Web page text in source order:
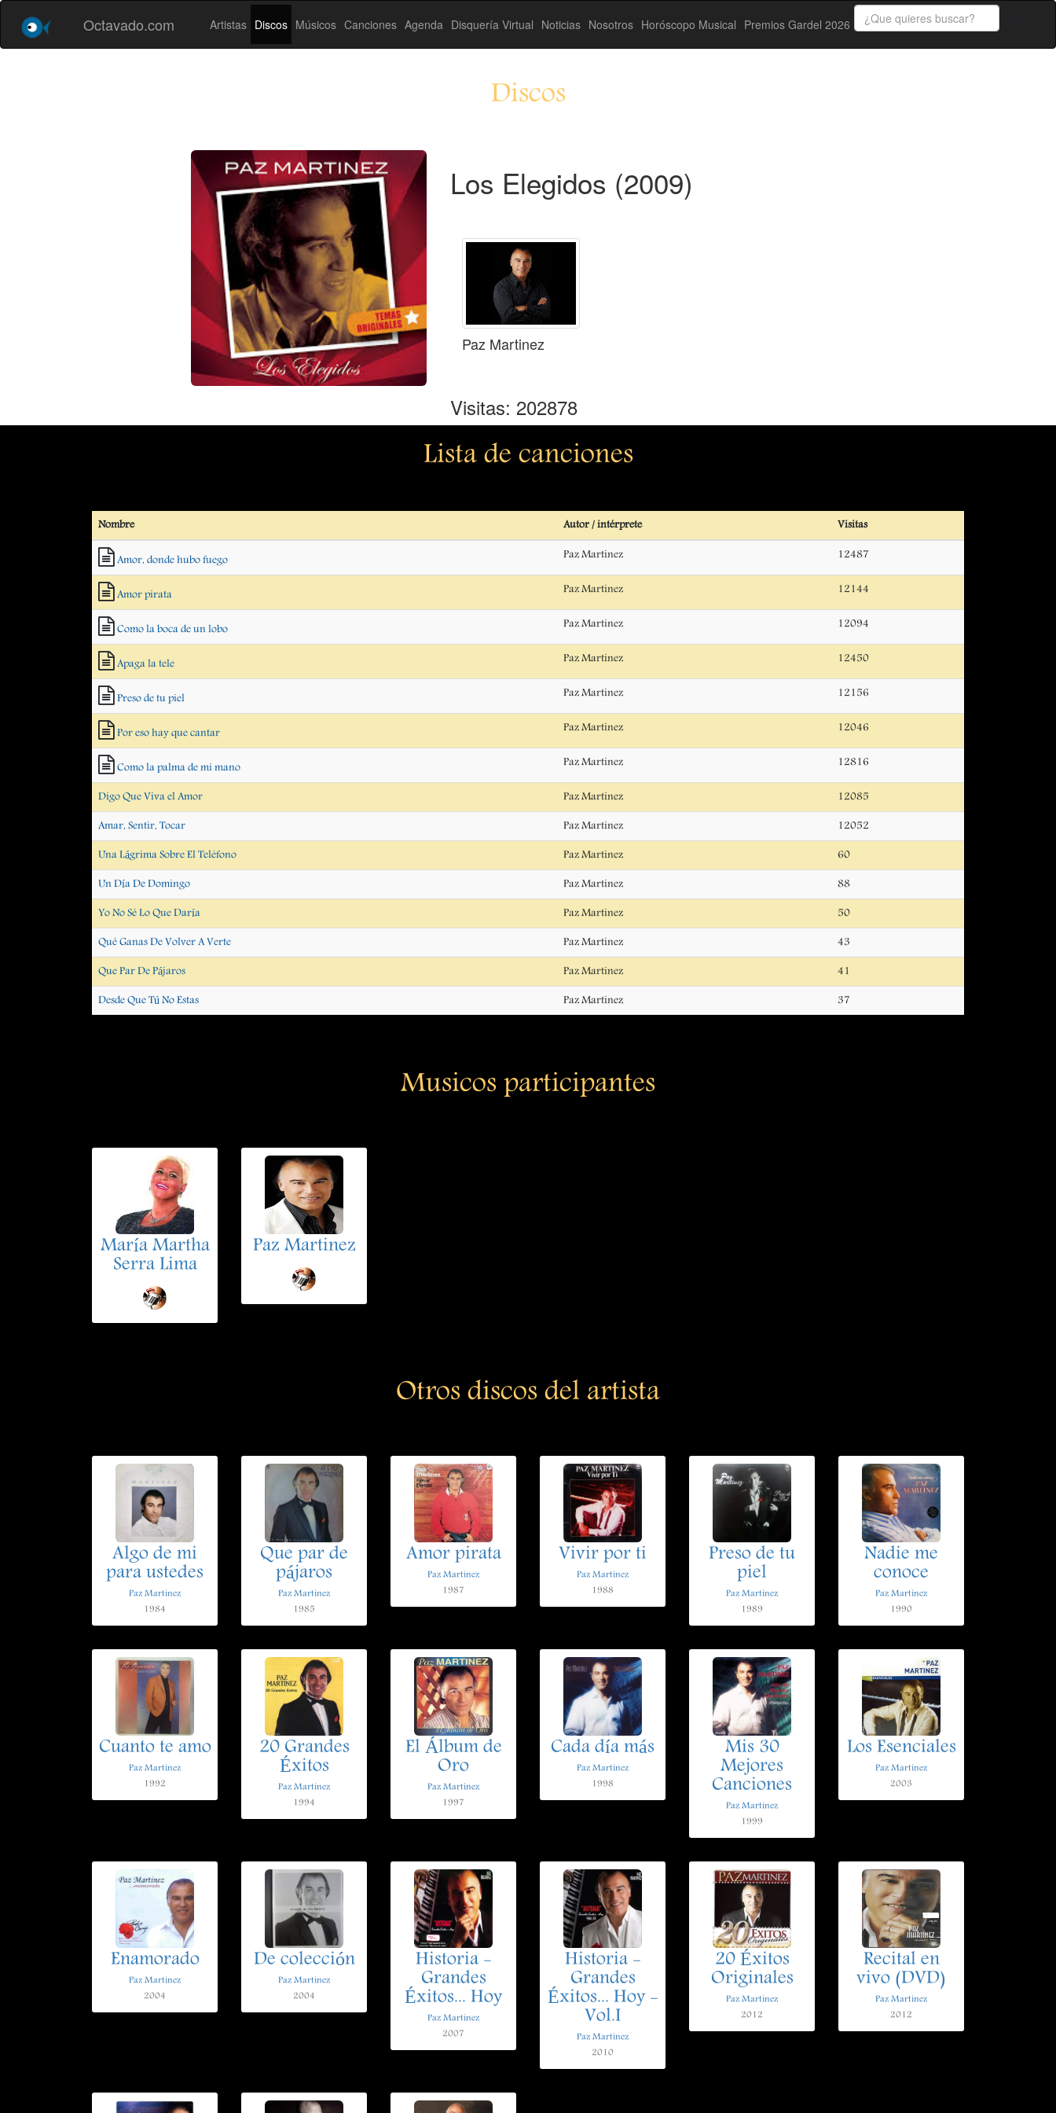
Octavado.com Artistas Discos Músicos Canciones Agenda Disquería Virtual Noticias Nosotros Horóscopo Musical Premios Gardel 2026
Discos
Los Elegidos (2009)
Paz Martinez
Visitas: 202878
Lista de canciones
Nombre Autor / intérprete Visitas
Amor, donde hubo fuego Paz Martinez 12487
Amor pirata Paz Martinez 12144
Como la boca de un lobo Paz Martinez 12094
Apaga la tele Paz Martinez 12450
Preso de tu piel Paz Martinez 12156
Por eso hay que cantar Paz Martinez 12046
Como la palma de mi mano Paz Martinez 12816
Digo Que Viva el Amor Paz Martinez 12085
Amar, Sentir, Tocar Paz Martinez 12052
Una Lágrima Sobre El Teléfono Paz Martinez 60
Un Día De Domingo Paz Martinez 88
Yo No Sé Lo Que Daría Paz Martinez 50
Qué Ganas De Volver A Verte Paz Martinez 43
Que Par De Pájaros Paz Martinez 41
Desde Que Tú No Estas Paz Martinez 37
Musicos participantes
María Martha
Serra Lima
Paz Martinez
Otros discos del artista
Algo de mi
para ustedes
Paz Martinez
1984
Que par de
pájaros
Paz Martinez
1985
Amor pirata
Paz Martinez
1987
Vivir por ti
Paz Martinez
1988
Preso de tu
piel
Paz Martinez
1989
Nadie me
conoce
Paz Martinez
1990
Cuanto te amo
Paz Martinez
1992
20 Grandes
Éxitos
Paz Martinez
1994
El Álbum de
Oro
Paz Martinez
1997
Cada día más
Paz Martinez
1998
Mis 30
Mejores
Canciones
Paz Martinez
1999
Los Esenciales
Paz Martinez
2003
Enamorado
Paz Martinez
2004
De colección
Paz Martinez
2004
Historia -
Grandes
Éxitos... Hoy
Paz Martinez
2007
Historia -
Grandes
Éxitos... Hoy -
Vol.I
Paz Martinez
2010
20 Éxitos
Originales
Paz Martinez
2012
Recital en
vivo (DVD)
Paz Martinez
2012